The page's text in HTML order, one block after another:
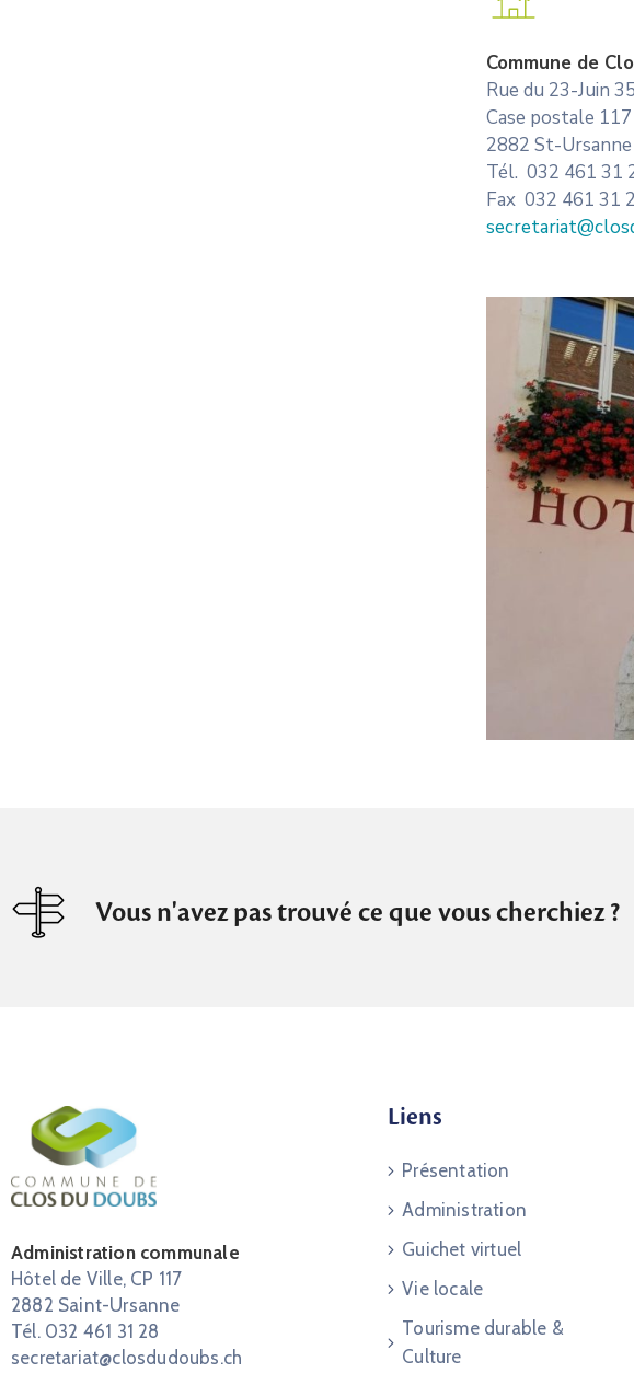
Commune de
Rue du 23-Juin 35
Case postale 117
2882 St-Ursanne
Tél. 032 461 31
Fax 032 461 31
Vous n'avez pas trouvé ce que vous cherchiez ?
Administration communale
Hôtel de Ville, CP 117
2882 Saint-Ursanne
Tél. 032 461 31 28
secretariat@closdudoubs.ch
Liens
Présentation
Administration
Guichet virtuel
Vie locale
Tourisme durable &
Culture